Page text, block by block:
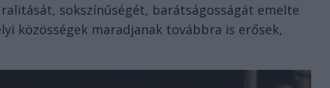
sokszínűségét, barátságosságát emelte
közösségek maradjanak továbbra is erősek,